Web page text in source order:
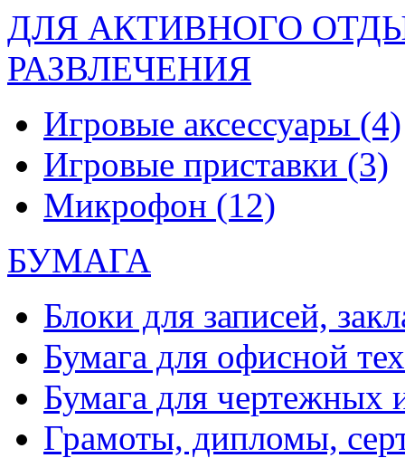
ДЛЯ АКТИВНОГО
РАЗВЛЕЧЕНИЯ
Игровые аксессуары (4)
Игровые приставки (3)
Микрофон (12)
БУМАГА
Блоки для записей,
Бумага для офисной
Бумага для чертежных
Грамоты, дипломы,